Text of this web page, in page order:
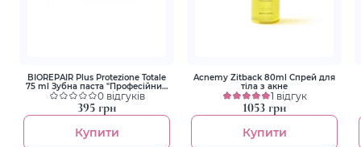
BIOREPAIR Plus Protezione Totale
75 ml Зубна паста "Професійний
захист та відновлення"
0 відгуків
395 грн
Купити
Acnemy Zitback 80ml Спрей для
тіла з акне
1 відгук
1053 грн
Купити